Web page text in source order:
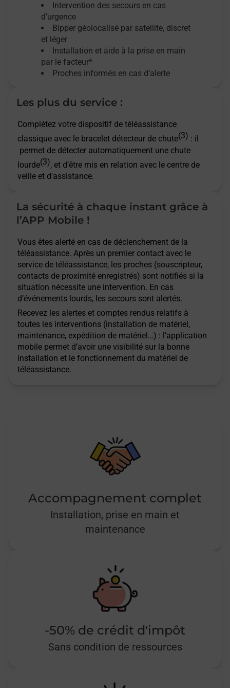
Intervention des secours en cas
d’urgence
Bipper géolocalisé par satellite, discret
et léger
Installation et aide à la prise en main
par le facteur*
Proches informés en cas d’alerte
Les plus du service :
Complétez votre dispositif de téléassistance
classique avec le bracelet détecteur de chute(3) : il
permet de détecter automatiquement une chute
lourde(3), et d’être mis en relation avec le centre de
veille et d’assistance.
La sécurité à chaque instant grâce à
l’APP Mobile !
Vous êtes alerté en cas de déclenchement de la
téléassistance. Après un premier contact avec le
service de téléassistance, les proches (souscripteur,
contacts de proximité enregistrés) sont notifiés si la
situation nécessite une intervention. En cas
d’événements lourds, les secours sont alertés.
Recevez les alertes et comptes rendus relatifs à
toutes les interventions (installation de matériel,
maintenance, expédition de matériel…) : l’application
mobile permet d’avoir une visibilité sur la bonne
installation et le fonctionnement du matériel de
téléassistance.
Accompagnement complet
Installation, prise en main et
maintenance
-50% de crédit d'impôt
Sans condition de ressources